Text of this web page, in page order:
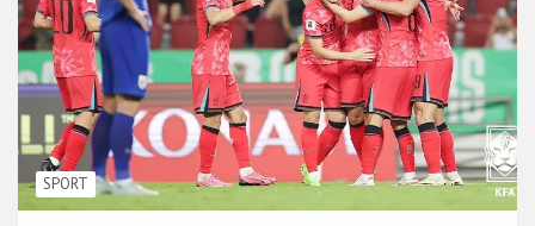
SPORT